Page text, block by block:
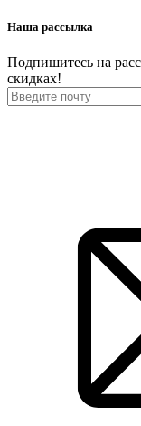
Наша рассылка
Подпишитесь на
скидках!